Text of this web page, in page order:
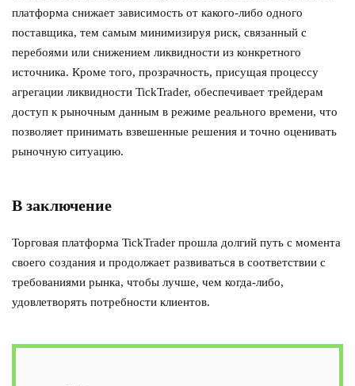
платформа снижает зависимость от какого-либо одного
поставщика, тем самым минимизируя риск, связанный с
перебоями или снижением ликвидности из конкретного
источника. Кроме того, прозрачность, присущая процессу
агрегации ликвидности TickTrader, обеспечивает трейдерам
доступ к рыночным данным в режиме реального времени, что
позволяет принимать взвешенные решения и точно оценивать
рыночную ситуацию.
В заключение
Торговая платформа TickTrader прошла долгий путь с момента
своего создания и продолжает развиваться в соответствии с
требованиями рынка, чтобы лучше, чем когда-либо,
удовлетворять потребности клиентов.